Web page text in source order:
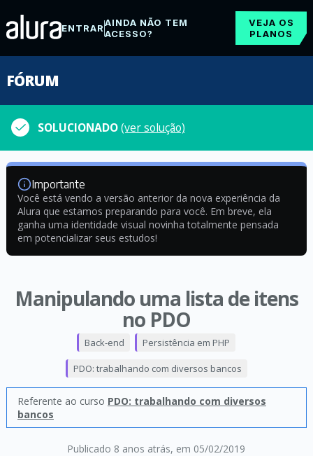
ENTRARAINDA NÃO TEM
ACESSO?
VEJA OS
PLANOS
FÓRUM
SOLUCIONADO(ver solução)
Importante
Você está vendo a versão anterior da nova experiência da
Alura que estamos preparando para você. Em breve, ela
ganha uma identidade visual novinha totalmente pensada
em potencializar seus estudos!
Manipulando uma lista de itens
no PDO
Publicado 8 anos atrás, em 05/02/2019
Back-end Persistência em PHP
PDO: trabalhando com diversos bancos
Referente ao curso PDO: trabalhando com diversos
bancos